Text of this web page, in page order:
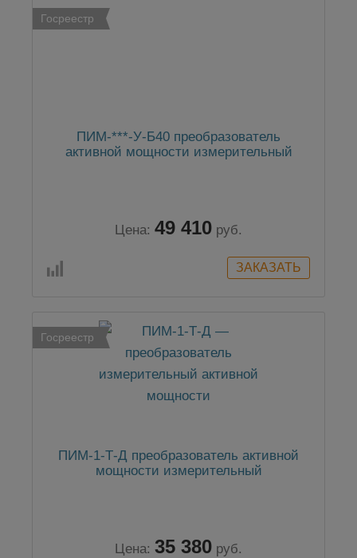
Госреестр
ПИМ-***-У-Б40 преобразователь
активной мощности измерительный
Цена: 49 410 руб.
Госреестр
ПИМ-1-Т-Д преобразователь активной
мощности измерительный
Цена: 35 380 руб.